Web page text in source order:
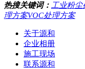
热搜关键词： 工业粉尘
理方案VOC处理方案
关于源和
企业相册
施工现场
联系源和